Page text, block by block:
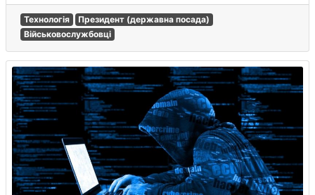
Технологія
Президент (державна посада)
Військовослужбовці